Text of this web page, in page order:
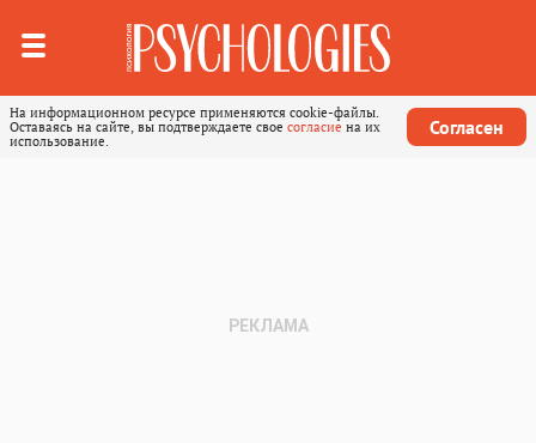
На информационном ресурсе применяются cookie-файлы.
Оставаясь на сайте, вы подтверждаете свое согласие на их
использование.
Согласен